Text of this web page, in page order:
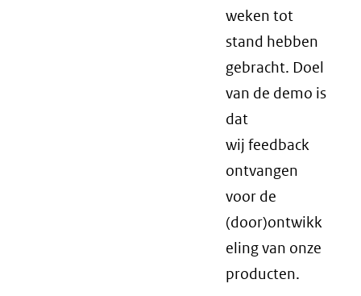
weken tot
stand hebben
gebracht. Doel
van de demo is
dat
wij feedback
ontvangen
voor de
(door)ontwikk
eling van onze
producten.